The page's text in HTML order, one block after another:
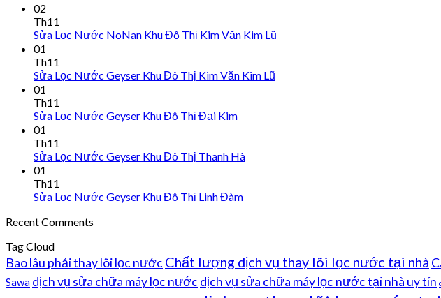
02
Th11
Sửa Lọc Nước NoNan Khu Đô Thị Kim Văn Kim Lũ
01
Th11
Sửa Lọc Nước Geyser Khu Đô Thị Kim Văn Kim Lũ
01
Th11
Sửa Lọc Nước Geyser Khu Đô Thị Đại Kim
01
Th11
Sửa Lọc Nước Geyser Khu Đô Thị Thanh Hà
01
Th11
Sửa Lọc Nước Geyser Khu Đô Thị Linh Đàm
Recent Comments
Tag Cloud
Bao lâu phải thay lõi lọc nước Chất lượng dịch vụ thay lõi lọc nước tại nhà
Sawa dịch vụ sửa chữa máy lọc nước dịch vụ sửa chữa máy lọc nước tại nhà uy tín